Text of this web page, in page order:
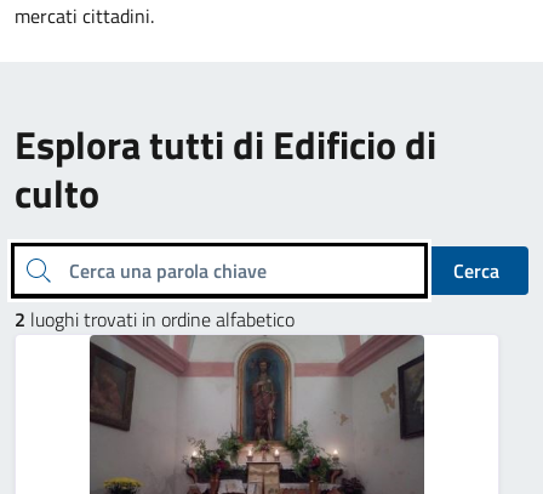
mercati cittadini.
Esplora tutti di Edificio di
culto
Cerca una parola chiave
Cerca
2 luoghi trovati in ordine alfabetico